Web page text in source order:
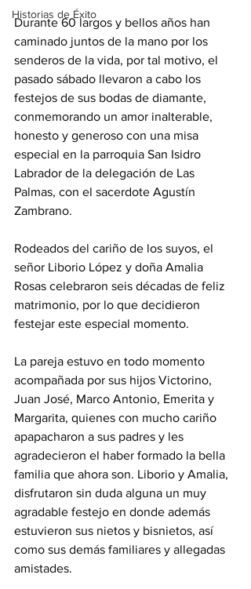
Historias de Éxito
Durante 60 largos y bellos años han
caminado juntos de la mano por los
senderos de la vida, por tal motivo, el
pasado sábado llevaron a cabo los
festejos de sus bodas de diamante,
conmemorando un amor inalterable,
honesto y generoso con una misa
especial en la parroquia San Isidro
Labrador de la delegación de Las
Palmas, con el sacerdote Agustín
Zambrano.
Rodeados del cariño de los suyos, el
señor Liborio López y doña Amalia
Rosas celebraron seis décadas de feliz
matrimonio, por lo que decidieron
festejar este especial momento.
La pareja estuvo en todo momento
acompañada por sus hijos Victorino,
Juan José, Marco Antonio, Emerita y
Margarita, quienes con mucho cariño
apapacharon a sus padres y les
agradecieron el haber formado la bella
familia que ahora son. Liborio y Amalia,
disfrutaron sin duda alguna un muy
agradable festejo en donde además
estuvieron sus nietos y bisnietos, así
como sus demás familiares y allegadas
amistades.